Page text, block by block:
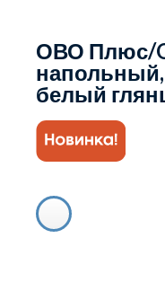
ОВО Плюс/
белый